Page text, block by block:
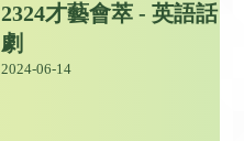
2324才藝會萃 - 英語話
劇
2024-06-14